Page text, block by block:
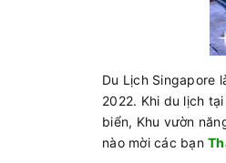
Du Lịch Singapore
2022. Khi du lịch
biển, Khu vườn
nào mời các bạn